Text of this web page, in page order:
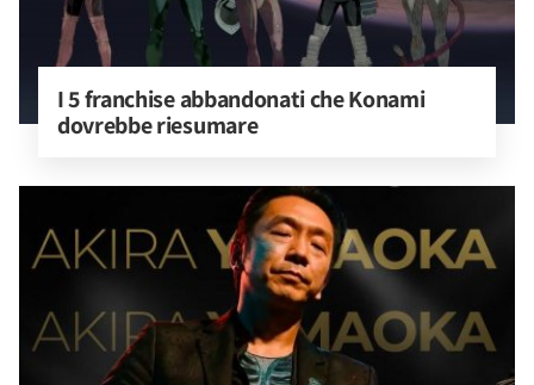
I 5 franchise abbandonati che Konami
dovrebbe riesumare